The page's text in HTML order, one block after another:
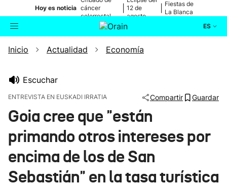
Hoy es noticia cáncer
colorrectal
12 de
agosto
Fiestas de
La Blanca
ES
Buscador Actualidad
Ikusmiran
Eguraldia
Inicio Actualidad Economía
Escuchar
ENTREVISTA EN EUSKADI IRRATIA Compartir Guardar
Goia cree que "están
primando otros intereses por
encima de los de San
Sebastián" en la tasa turística